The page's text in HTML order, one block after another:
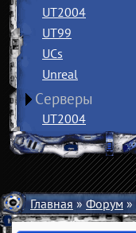
UT2004
UT99
UCs
Unreal
Серверы
UT2004
Главная»Форум»